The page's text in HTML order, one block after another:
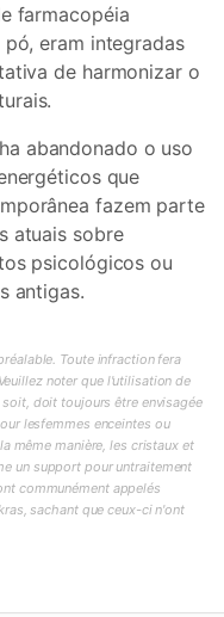
farmacopéia
eram integradas
de harmonizar o
abandonado o uso
que
fazem parte
atuais sobre
psicológicos ou
antigas.
Toute infraction fera
noter que l'utilisation de
doit toujours être envisagée
lesfemmes enceintes ou
même manière, les cristaux et
un support pour untraitement
communément appelés
sachant que ceux-ci n'ont